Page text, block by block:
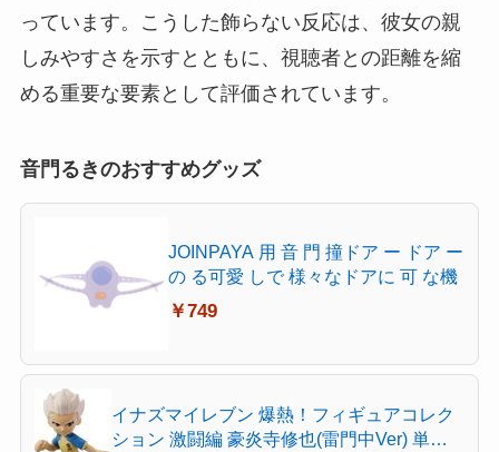
っています。こうした飾らない反応は、彼女の親
しみやすさを示すとともに、視聴者との距離を縮
める重要な要素として評価されています。
音門るきのおすすめグッズ
JOINPAYA 用 音 門 撞ドア ー ドア ー
の る可愛 しで 様々なドアに 可 な機
￥749
イナズマイレブン 爆熱！フィギュアコレク
ション 激闘編 豪炎寺修也(雷門中Ver) 単品